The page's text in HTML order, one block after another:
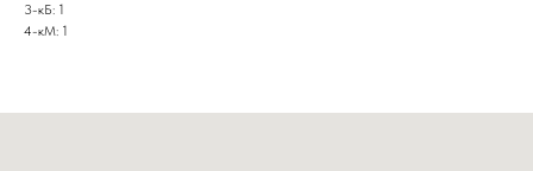
3-кБ: 1
4-кМ: 1